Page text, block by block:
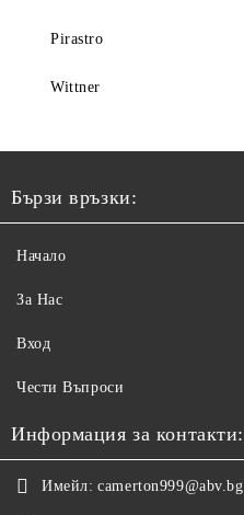
Pirastro
Wittner
Бързи връзки:
Начало
За Нас
Вход
Чести Въпроси
Информация за контакти:
Имейл: camerton999@abv.bg